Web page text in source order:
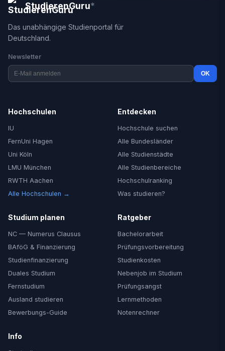
StudierenGuru*
Das unabhängige Studienportal für
Deutschland.
Newsletter
OK
Hochschulen
IU
FernUni Hagen
Uni Köln
LMU München
RWTH Aachen
Alle Hochschulen →
Entdecken
Hochschule suchen
Alle Bundesländer
Alle Studienstädte
Alle Studienbereiche
Hochschulranking
Was studieren?
Studium planen
NC — Numerus Clausus
BAföG & Finanzierung
Studienfinanzierung
Duales Studium
Fernstudium
Ausland studieren
Bewerbungs-Guide
Ratgeber
Bachelorarbeit
Prüfungsvorbereitung
Studienkosten
Nebenjob im Studium
Prüfungsangst
Lernmethoden
Notenrechner
Info